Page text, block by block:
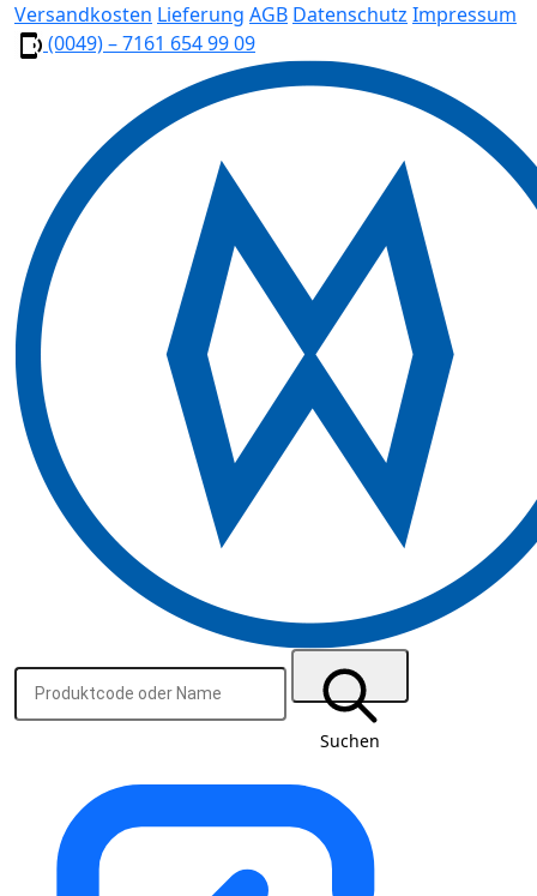
Versandkosten Lieferung AGB Datenschutz Impressum
(0049) – 7161 654 99 09
Suchen